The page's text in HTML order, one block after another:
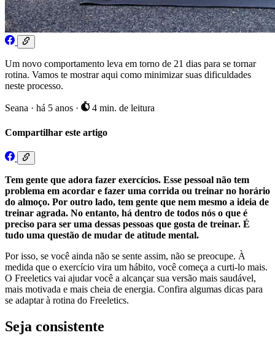
Um novo comportamento leva em torno de 21 dias para se tornar
rotina. Vamos te mostrar aqui como minimizar suas dificuldades
neste processo.
Seana · há 5 anos · 4 min. de leitura
Compartilhar este artigo
Tem gente que adora fazer exercícios. Esse pessoal não tem
problema em acordar e fazer uma corrida ou treinar no horário
do almoço. Por outro lado, tem gente que nem mesmo a ideia de
treinar agrada. No entanto, há dentro de todos nós o que é
preciso para ser uma dessas pessoas que gosta de treinar. É
tudo uma questão de mudar de atitude mental.
Por isso, se você ainda não se sente assim, não se preocupe. À
medida que o exercício vira um hábito, você começa a curti-lo mais.
O Freeletics vai ajudar você a alcançar sua versão mais saudável,
mais motivada e mais cheia de energia. Confira algumas dicas para
se adaptar à rotina do Freeletics.
Seja consistente